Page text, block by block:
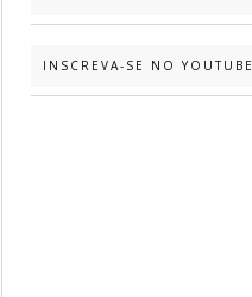
INSCREVA-SE NO YOUTUBE